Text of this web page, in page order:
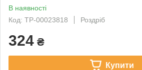
В наявності
Код: ТР-00023818
Роздріб
324 ₴
Купити